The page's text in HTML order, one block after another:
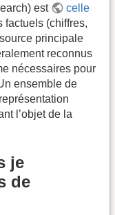
est
celle
factuels (chiffres,
principale
reconnus
nécessaires pour
ensemble de
l’objet de la
je
de